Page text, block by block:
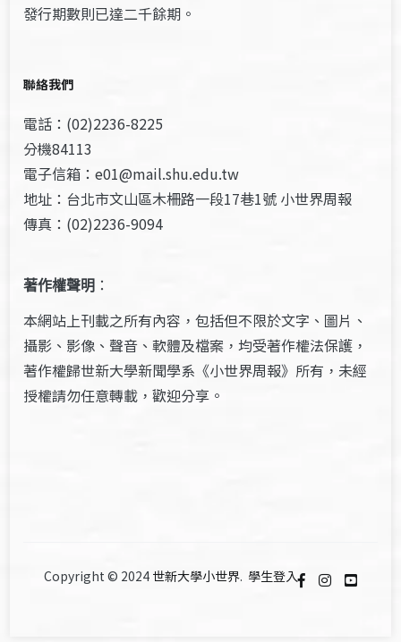
發行期數則已達二千餘期。
聯絡我們
電話：(02)2236-8225
分機84113
電子信箱：e01@mail.shu.edu.tw
地址：台北市文山區木柵路一段17巷1號 小世界周報
傳真：(02)2236-9094
著作權聲明 ：
本網站上刊載之所有內容，包括但不限於文字、圖片、
攝影、影像、聲音、軟體及檔案，均受著作權法保護，
著作權歸世新大學新聞學系《小世界周報》所有，未經
授權請勿任意轉載，歡迎分享。
Copyright © 2024 世新大學小世界. 學生登入